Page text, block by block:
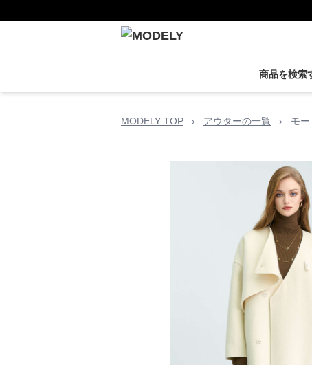
商品を検索
MODELY TOP › アウターの一覧 › モ